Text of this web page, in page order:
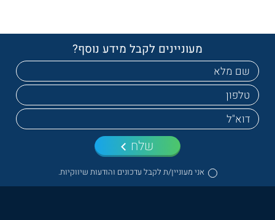
מעוניינים לקבל מידע נוסף?
אני מעוניין/ת לקבל עדכונים והודעות שיווקיות.
שלח